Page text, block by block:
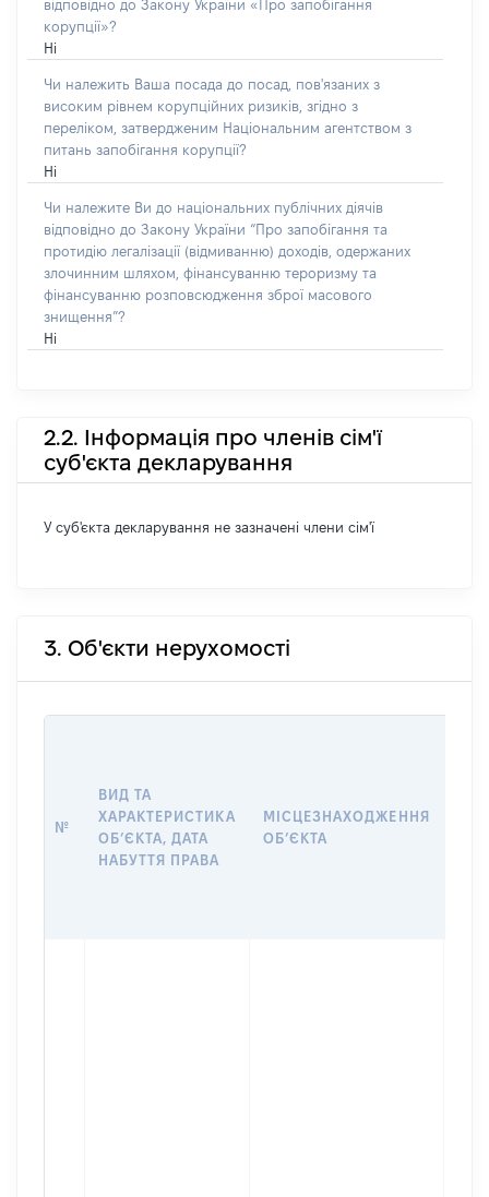
відповідно до Закону України «Про запобігання
корупції»?
Ні
Чи належить Ваша посада до посад, пов'язаних з
високим рівнем корупційних ризиків, згідно з
переліком, затвердженим Національним агентством з
питань запобігання корупції?
Ні
Чи належите Ви до національних публічних діячів
відповідно до Закону України “Про запобігання та
протидію легалізації (відмиванню) доходів, одержаних
злочинним шляхом, фінансуванню тероризму та
фінансуванню розповсюдження зброї масового
знищення”?
Ні
2.2. Інформація про членів сім'ї
суб'єкта декларування
У суб'єкта декларування не зазначені члени сім'ї
3. Об'єкти нерухомості
№
ВИД ТА
ХАРАКТЕРИСТИКА
ОБʼЄКТА, ДАТА
НАБУТТЯ ПРАВА
МІСЦЕЗНАХОДЖЕННЯ
ОБʼЄКТА